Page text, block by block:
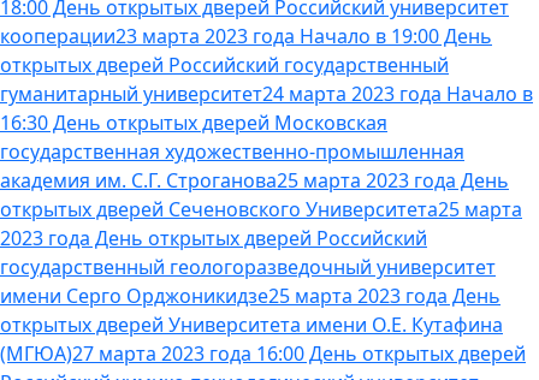
18:00 День открытых дверей Российский университет
кооперации23 марта 2023 года Начало в 19:00 День
открытых дверей Российский государственный
гуманитарный университет24 марта 2023 года Начало в
16:30 День открытых дверей Московская
государственная художественно-промышленная
академия им. С.Г. Строганова25 марта 2023 года День
открытых дверей Сеченовского Университета25 марта
2023 года День открытых дверей Российский
государственный геологоразведочный университет
имени Серго Орджоникидзе25 марта 2023 года День
открытых дверей Университета имени О.Е. Кутафина
(МГЮА)27 марта 2023 года 16:00 День открытых дверей